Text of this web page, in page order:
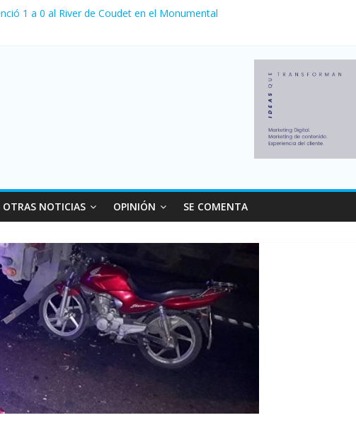
de la venta de autos usados en julio: bajó un 12,6% interanual
asumió Milei cerraron 41.000 kioscos: el sector denuncia crisis como en
de invierno con más movimiento y consumo turístico: 4,6 millones de
OTRAS NOTICIAS OPINIÓN SE COMENTA